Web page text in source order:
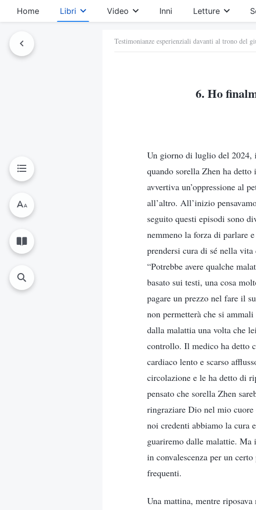
Home Libri Video Inni Letture
Testimonianze esperienziali davanti al trono del
6. Ho
Un giorno di luglio del 2024,
quando sorella Zhen ha
avvertiva un’oppressione al
all’altro. All’inizio
seguito questi episodi sono
nemmeno la forza di parlare
prendersi cura di sé nella
“Potrebbe avere qualche
basato sui testi, una cosa
pagare un prezzo nel fare il
non permetterà che si
dalla malattia una volta che
controllo. Il medico ha detto
cardiaco lento e scarso
circolazione e le ha detto di
pensato che sorella Zhen
ringraziare Dio nel mio
noi credenti abbiamo la cura
guariremo dalle malattie. Ma
in convalescenza per un
frequenti.
Una mattina, mentre